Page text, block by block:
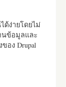
ด้ง่ายโดยไม่
นข้อมูลและ
อง Drupal